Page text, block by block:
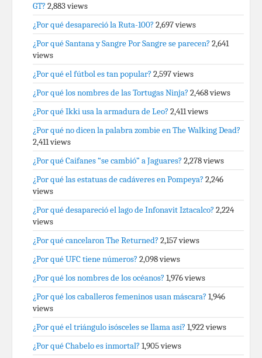
GT? 2,883 views
¿Por qué desapareció la Ruta-100? 2,697 views
¿Por qué Santana y Sangre Por Sangre se parecen? 2,641
views
¿Por qué el fútbol es tan popular? 2,597 views
¿Por qué los nombres de las Tortugas Ninja? 2,468 views
¿Por qué Ikki usa la armadura de Leo? 2,411 views
¿Por qué no dicen la palabra zombie en The Walking Dead?
2,411 views
¿Por qué Caifanes “se cambió” a Jaguares? 2,278 views
¿Por qué las estatuas de cadáveres en Pompeya? 2,246
views
¿Por qué desapareció el lago de Infonavit Iztacalco? 2,224
views
¿Por qué cancelaron The Returned? 2,157 views
¿Por qué UFC tiene números? 2,098 views
¿Por qué los nombres de los océanos? 1,976 views
¿Por qué los caballeros femeninos usan máscara? 1,946
views
¿Por qué el triángulo isósceles se llama así? 1,922 views
¿Por qué Chabelo es inmortal? 1,905 views